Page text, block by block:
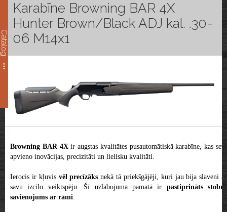
Catalog
Karabīne Browning BAR 4X
Hunter Brown/Black ADJ kal. .30-
06 M14x1
Browning BAR 4Xir augstas kvalitātes pusautomātiskā karabīne, kas sevī
apvieno inovācijas, precizitāti un lielisku kvalitāti.
Ierocis ir kļuvis vēl precīzāks nekā tā priekšgājēji, kuri jau bija slaveni ar
savu izcilo veiktspēju. Šī uzlabojuma pamatā ir pastiprināts stobra
savienojums ar rāmi.